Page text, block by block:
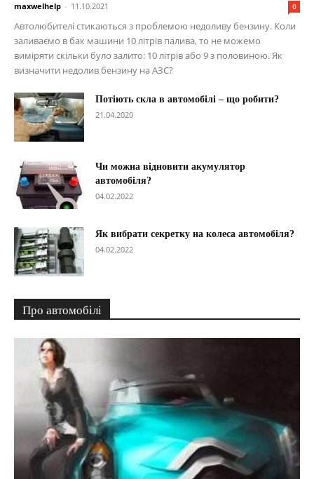
maxwelhelp - 11.10.2021 0
Автолюбителі стикаються з проблемою недоливу бензину. Коли
заливаємо в бак машини 10 літрів палива, то не можемо
виміряти скільки було залито: 10 літрів або 9 з половиною. Як
визначити недолив бензину на АЗС?
Потіють скла в автомобілі – що робити?
21.04.2020
Чи можна відновити акумулятор
автомобіля?
04.02.2022
Як вибрати секретку на колеса автомобіля?
04.02.2022
Про автомобілі